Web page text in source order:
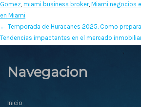
Gomez, miami business broker, Miami negocios
en Miami
← Temporada de Huracanes 2025. Como
Tendencias impactantes en el mercado
Navegacion
Inicio